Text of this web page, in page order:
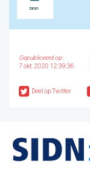
Gepubliceerd op:
7 okt. 2020 12:39:36
Deel op Twitter